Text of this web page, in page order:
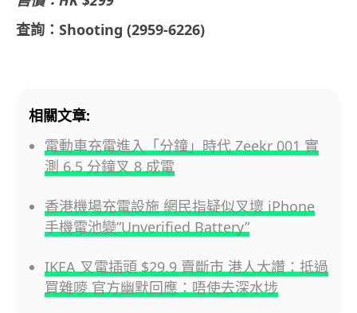
查詢：Shooting (2959-6226)
相關文章:
電動車充電進入「分鐘」時代 Zeekr 001 實
測 6.5 分鐘叉 8 成電
香港機場充電設施 網民指疑似叉壞 iPhone
手機電池變”Unverified Battery”
IKEA 叉電插頭 $29.9 賣斷市 港人大讚：抵過
買雜嘜 官方幽默回應：唔使去深水埗